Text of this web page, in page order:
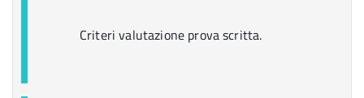
Criteri valutazione prova scritta.